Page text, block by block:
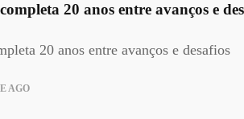
20 anos entre avanços e
20 anos entre avanços e desafios
AGO